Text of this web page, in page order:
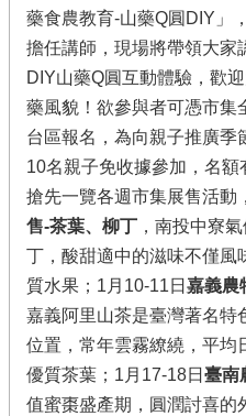
海
芋･
繡
球･
竹
子
臺
北
綠
竹
筍
網
站
藥食農教育-山藥Q圓DIY」
擔任講師，現場將帶領大家
DIY山藥Q圓互動體驗，歡
藥風貌！欲參與者可憑市集
台區報名，為向親子推廣季
10名親子免收據參加，名額
搶先一覽各週市集展售活動
售-茶葉、柳丁 ，南投中寮
丁，酸甜適中的滋味不僅風
質水果；1月10-11日 嘉義農
嘉義阿里山茶是臺灣著名特
位置，常年雲霧繚繞，平均
優質茶葉；1月17-18日 臺南
值蜜棗盛產期，圓潤討喜的